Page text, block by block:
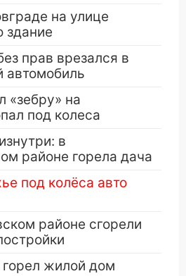
на улице
здание
прав врезался в
автомобиль
«зебру» на
под колеса
в
районе горела дача
под колёса авто
районе сгорели
жилой дом